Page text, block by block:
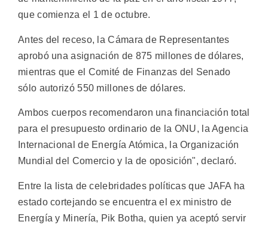
que comienza el 1 de octubre.
Antes del receso, la Cámara de Representantes
aprobó una asignación de 875 millones de dólares,
mientras que el Comité de Finanzas del Senado
sólo autorizó 550 millones de dólares.
Ambos cuerpos recomendaron una financiación total
para el presupuesto ordinario de la ONU, la Agencia
Internacional de Energía Atómica, la Organización
Mundial del Comercio y la de oposición", declaró.
Entre la lista de celebridades políticas que JAFA ha
estado cortejando se encuentra el ex ministro de
Energía y Minería, Pik Botha, quien ya aceptó servir